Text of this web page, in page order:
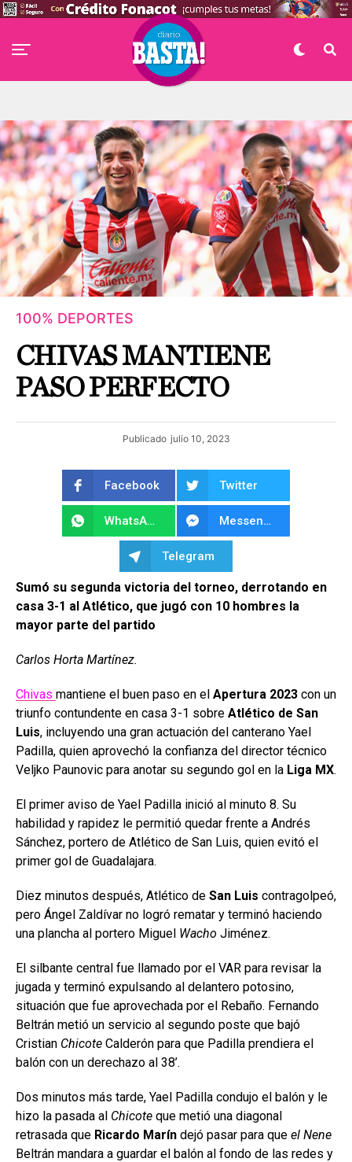
100% DEPORTES
CHIVAS MANTIENE
PASO PERFECTO
Publicado julio 10, 2023
Facebook Twitter
WhatsApp Messenger
Telegram
Sumó su segunda victoria del torneo, derrotando en
casa 3-1 al Atlético, que jugó con 10 hombres la
mayor parte del partido
Carlos Horta Martínez.
Chivas mantiene el buen paso en el Apertura 2023 con un
triunfo contundente en casa 3-1 sobre Atlético de San
Luis, incluyendo una gran actuación del canterano Yael
Padilla, quien aprovechó la confianza del director técnico
Veljko Paunovic para anotar su segundo gol en la Liga MX.
El primer aviso de Yael Padilla inició al minuto 8. Su
habilidad y rapidez le permitió quedar frente a Andrés
Sánchez, portero de Atlético de San Luis, quien evitó el
primer gol de Guadalajara.
Diez minutos después, Atlético de San Luis contragolpeó,
pero Ángel Zaldívar no logró rematar y terminó haciendo
una plancha al portero Miguel Wacho Jiménez.
El silbante central fue llamado por el VAR para revisar la
jugada y terminó expulsando al delantero potosino,
situación que fue aprovechada por el Rebaño. Fernando
Beltrán metió un servicio al segundo poste que bajó
Cristian Chicote Calderón para que Padilla prendiera el
balón con un derechazo al 38’.
Dos minutos más tarde, Yael Padilla condujo el balón y le
hizo la pasada al Chicote que metió una diagonal
retrasada que Ricardo Marín dejó pasar para que el Nene
Beltrán mandara a guardar el balón al fondo de las redes y